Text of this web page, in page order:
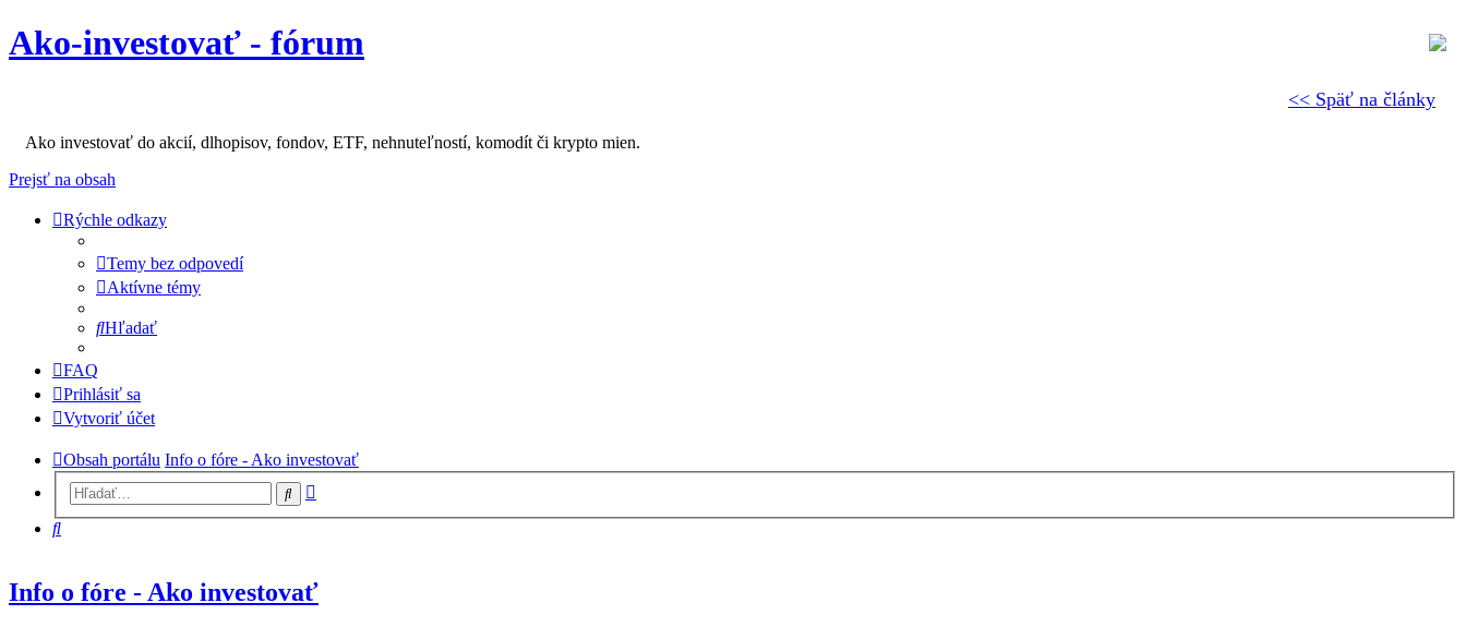
<< Späť na články
Ako-investovať - fórum
Ako investovať do akcií, dlhopisov, fondov, ETF, nehnuteľností, komodít či krypto mien.
Prejsť na obsah
Rýchle odkazy
Temy bez odpovedí
Aktívne témy
Hľadať
FAQ
Prihlásiť sa
Vytvoriť účet
Obsah portálu Info o fóre - Ako investovať
Hľadať
Hľadať
Info o fóre - Ako investovať